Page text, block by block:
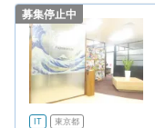
募集停止中
IT 東京都